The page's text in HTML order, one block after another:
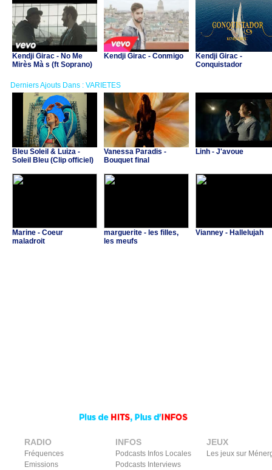
Kendji Girac - No Me
Mirès Mà s (ft Soprano)
Kendji Girac - Conmigo
Kendji Girac -
Conquistador
Derniers Ajouts Dans : VARIETES
Bleu Soleil & Luiza -
Soleil Bleu (Clip officiel)
Vanessa Paradis -
Bouquet final
Linh - J'avoue
Marine - Coeur
maladroit
marguerite - les filles,
les meufs
Vianney - Hallelujah
RADIO
Fréquences
Emissions
INFOS
Podcasts Infos Locales
Podcasts Interviews
JEUX
Les jeux sur